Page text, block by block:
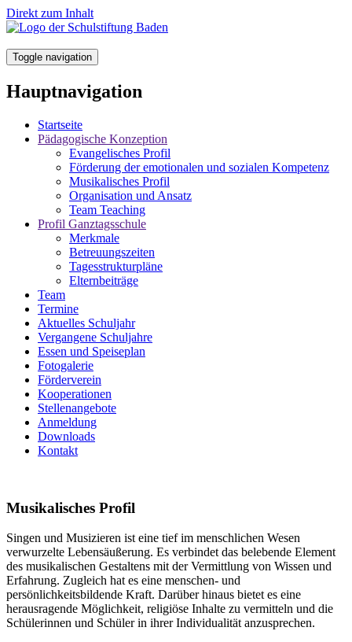
Direkt zum Inhalt
Toggle navigation
Hauptnavigation
Startseite
Pädagogische Konzeption
Evangelisches Profil
Förderung der emotionalen und sozialen Kompetenz
Musikalisches Profil
Organisation und Ansatz
Team Teaching
Profil Ganztagsschule
Merkmale
Betreuungszeiten
Tagesstrukturpläne
Elternbeiträge
Team
Termine
Aktuelles Schuljahr
Vergangene Schuljahre
Essen und Speiseplan
Fotogalerie
Förderverein
Kooperationen
Stellenangebote
Anmeldung
Downloads
Kontakt
Musikalisches Profil
Singen und Musizieren ist eine tief im menschlichen Wesen
verwurzelte Lebensäußerung. Es verbindet das belebende Element
des musikalischen Gestaltens mit der Vermittlung von Wissen und
Erfahrung. Zugleich hat es eine menschen- und
persönlichkeitsbildende Kraft. Darüber hinaus bietet es eine
herausragende Möglichkeit, religiöse Inhalte zu vermitteln und die
Schülerinnen und Schüler in ihrer Individualität anzusprechen.